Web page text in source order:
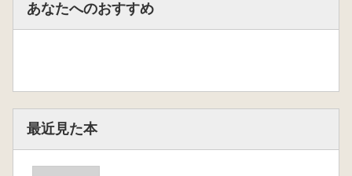
説―(Collection Method of Pearl Shell in the
Arabian Gulf: Hypothesis Seen from the Shell
石渡 美江 アフラシアブ第1 室出土北・東壁の
壁画について(
On the Meaning of Murals in the Northern and
加藤 直子 中央ガンダーラの仏教寺院におけ
あなたへのおすすめ
最近見た本